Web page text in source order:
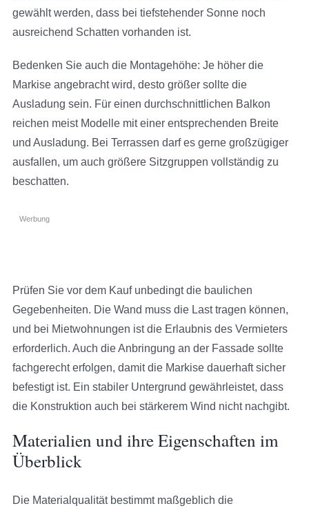
gewählt werden, dass bei tiefstehender Sonne noch
ausreichend Schatten vorhanden ist.
Bedenken Sie auch die Montagehöhe: Je höher die
Markise angebracht wird, desto größer sollte die
Ausladung sein. Für einen durchschnittlichen Balkon
reichen meist Modelle mit einer entsprechenden Breite
und Ausladung. Bei Terrassen darf es gerne großzügiger
ausfallen, um auch größere Sitzgruppen vollständig zu
beschatten.
Werbung
Prüfen Sie vor dem Kauf unbedingt die baulichen
Gegebenheiten. Die Wand muss die Last tragen können,
und bei Mietwohnungen ist die Erlaubnis des Vermieters
erforderlich. Auch die Anbringung an der Fassade sollte
fachgerecht erfolgen, damit die Markise dauerhaft sicher
befestigt ist. Ein stabiler Untergrund gewährleistet, dass
die Konstruktion auch bei stärkerem Wind nicht nachgibt.
Materialien und ihre Eigenschaften im
Überblick
Die Materialqualität bestimmt maßgeblich die